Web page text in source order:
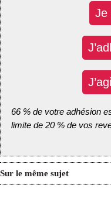
Je
66 % de votre adhésion
limite de 20 % de vos
Sur le même sujet